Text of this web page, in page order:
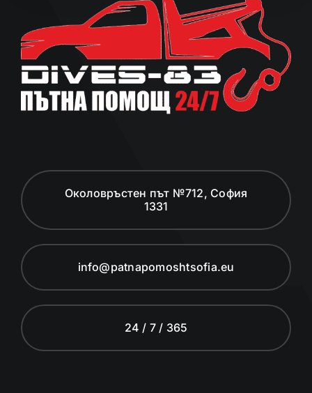
Околовръстен път №712, София
1331
info@patnapomoshtsofia.eu
24 / 7 / 365